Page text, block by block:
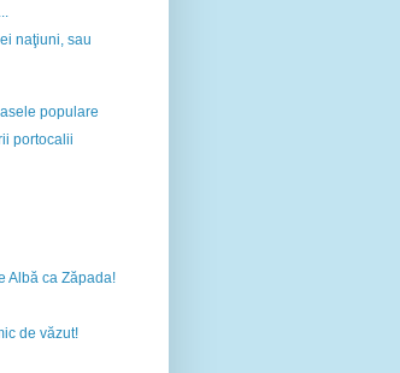
naţiuni, sau
populare
portocalii
Albă ca Zăpada!
de văzut!